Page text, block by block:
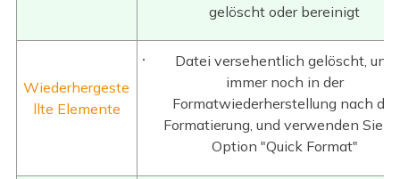
gelöscht oder bereinigt
Wiederhergeste
llte Elemente
Datei versehentlich gelöscht, und
immer noch in der
Formatwiederherstellung nach der
Formatierung, und verwenden Sie
Option "Quick Format"